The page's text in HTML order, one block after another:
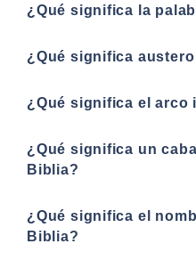
¿Qué significa la
¿Qué significa
¿Qué significa el arco
¿Qué significa un
Biblia?
¿Qué significa el
Biblia?